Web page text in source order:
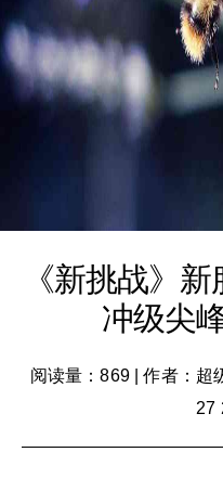
《新挑战》
冲级尖
阅读量：869|作者：超
27